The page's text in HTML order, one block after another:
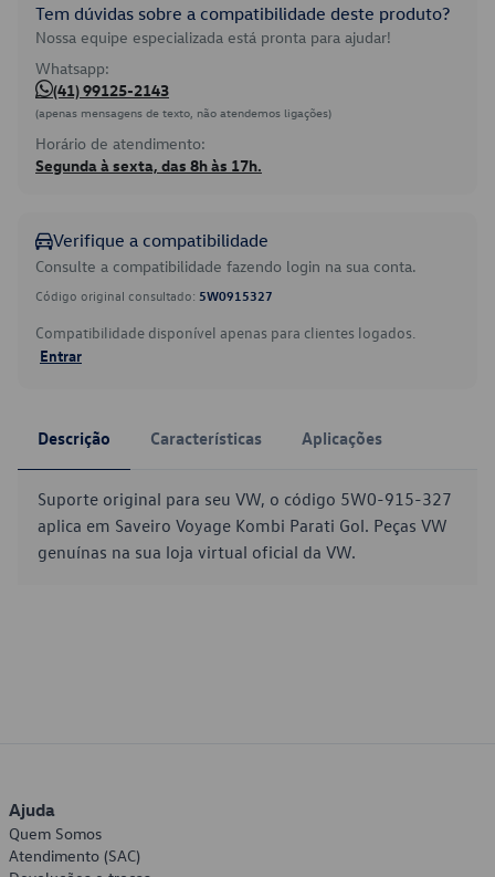
Tem dúvidas sobre a compatibilidade deste produto?
Nossa equipe especializada está pronta para ajudar!
Whatsapp:
(41) 99125-2143
(apenas mensagens de texto, não atendemos ligações)
Horário de atendimento:
Segunda à sexta, das 8h às 17h.
Verifique a compatibilidade
Consulte a compatibilidade fazendo login na sua conta.
Código original consultado: 5W0915327
Compatibilidade disponível apenas para clientes logados.
Entrar
Descrição Características Aplicações
Suporte original para seu VW, o código 5W0-915-327
aplica em Saveiro Voyage Kombi Parati Gol. Peças VW
genuínas na sua loja virtual oficial da VW.
Ajuda
Quem Somos
Atendimento (SAC)